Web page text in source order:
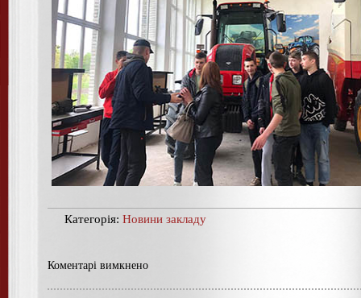
Категорія: Новини закладу
Коментарі вимкнено